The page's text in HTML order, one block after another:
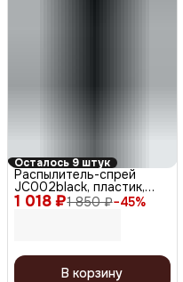
Осталось 9 штук
1 018 ₽1 850 ₽−45%
Распылитель-спрей
JC002black, пластик,
черный, 160 мл
В корзину